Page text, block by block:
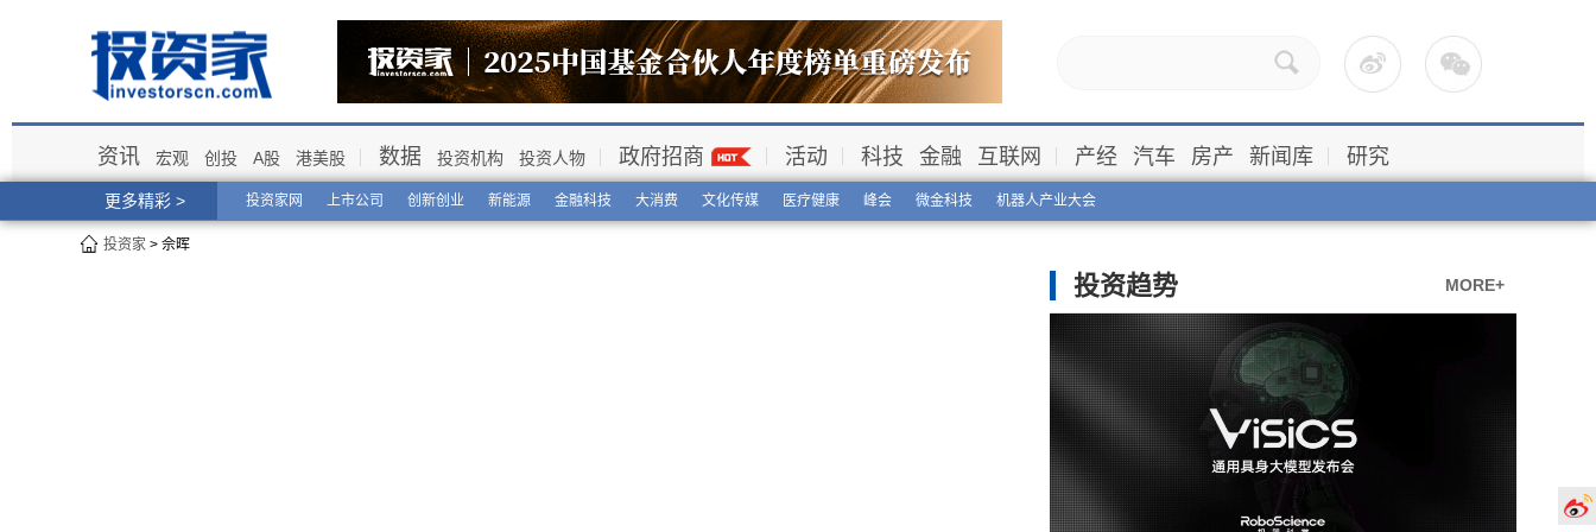
更多精彩 > 投资家网 上市公司 创新创业 新能源 金融科技 大消费 文化传媒 医疗健康 峰会 微金科技 机器人产业大会
资讯 宏观 创投 A股 港美股 数据 投资机构 投资人物 政府招商 活动 科技 金融 互联网 产经 汽车 房产 新闻库 研究
投资家 > 佘晖
MORE+
投资趋势